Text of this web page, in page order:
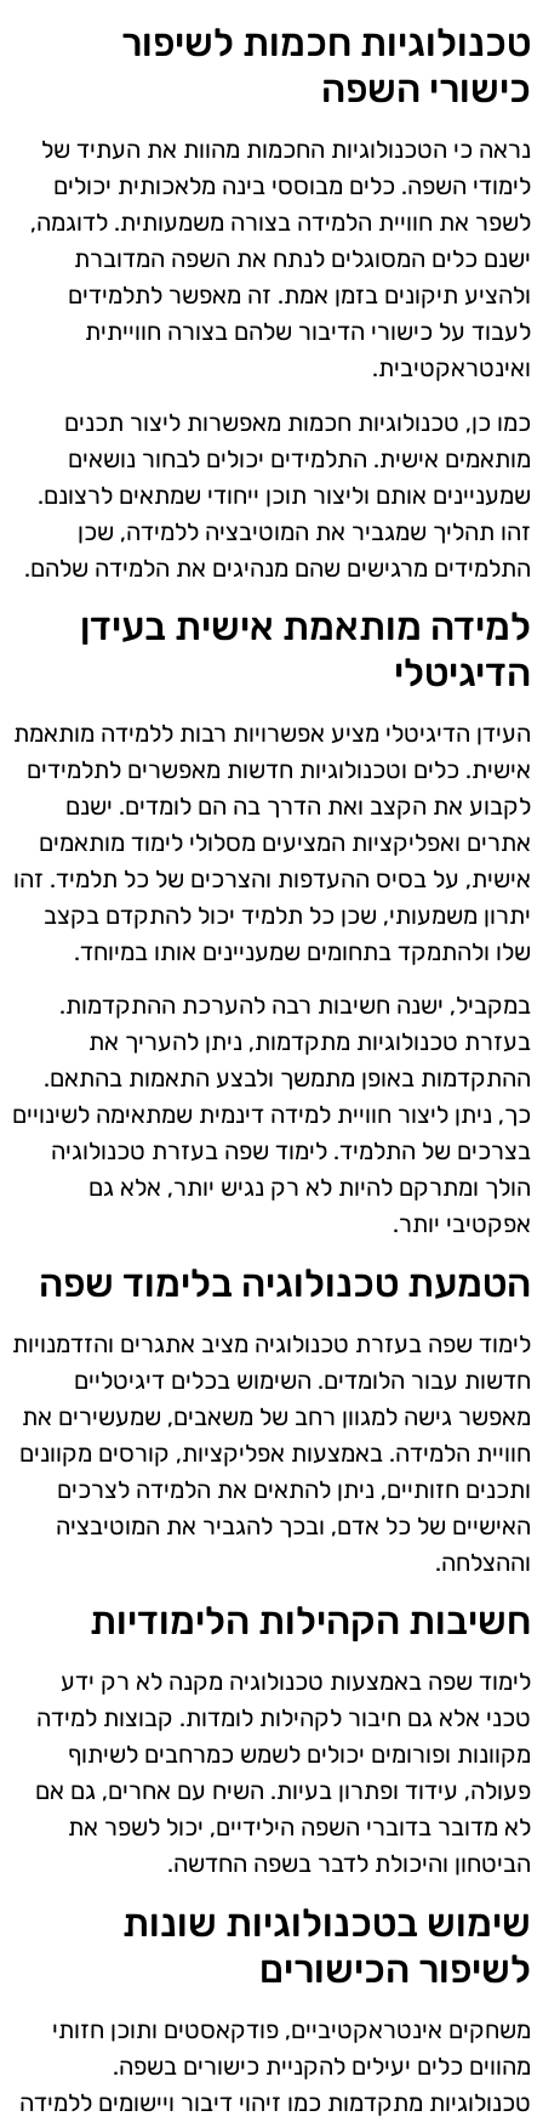
טכנולוגיות חכמות לשיפור
כישורי השפה
נראה כי הטכנולוגיות החכמות מהוות את העתיד של
לימודי השפה. כלים מבוססי בינה מלאכותית יכולים
לשפר את חוויית הלמידה בצורה משמעותית. לדוגמה,
ישנם כלים המסוגלים לנתח את השפה המדוברת
ולהציע תיקונים בזמן אמת. זה מאפשר לתלמידים
לעבוד על כישורי הדיבור שלהם בצורה חווייתית
ואינטראקטיבית.
כמו כן, טכנולוגיות חכמות מאפשרות ליצור תכנים
מותאמים אישית. התלמידים יכולים לבחור נושאים
שמעניינים אותם וליצור תוכן ייחודי שמתאים לרצונם.
זהו תהליך שמגביר את המוטיבציה ללמידה, שכן
התלמידים מרגישים שהם מנהיגים את הלמידה שלהם.
למידה מותאמת אישית בעידן
הדיגיטלי
העידן הדיגיטלי מציע אפשרויות רבות ללמידה מותאמת
אישית. כלים וטכנולוגיות חדשות מאפשרים לתלמידים
לקבוע את הקצב ואת הדרך בה הם לומדים. ישנם
אתרים ואפליקציות המציעים מסלולי לימוד מותאמים
אישית, על בסיס ההעדפות והצרכים של כל תלמיד. זהו
יתרון משמעותי, שכן כל תלמיד יכול להתקדם בקצב
שלו ולהתמקד בתחומים שמעניינים אותו במיוחד.
במקביל, ישנה חשיבות רבה להערכת ההתקדמות.
בעזרת טכנולוגיות מתקדמות, ניתן להעריך את
ההתקדמות באופן מתמשך ולבצע התאמות בהתאם.
כך, ניתן ליצור חוויית למידה דינמית שמתאימה לשינויים
בצרכים של התלמיד. לימוד שפה בעזרת טכנולוגיה
הולך ומתרקם להיות לא רק נגיש יותר, אלא גם
אפקטיבי יותר.
הטמעת טכנולוגיה בלימוד שפה
לימוד שפה בעזרת טכנולוגיה מציב אתגרים והזדמנויות
חדשות עבור הלומדים. השימוש בכלים דיגיטליים
מאפשר גישה למגוון רחב של משאבים, שמעשירים את
חוויית הלמידה. באמצעות אפליקציות, קורסים מקוונים
ותכנים חזותיים, ניתן להתאים את הלמידה לצרכים
האישיים של כל אדם, ובכך להגביר את המוטיבציה
וההצלחה.
חשיבות הקהילות הלימודיות
לימוד שפה באמצעות טכנולוגיה מקנה לא רק ידע
טכני אלא גם חיבור לקהילות לומדות. קבוצות למידה
מקוונות ופורומים יכולים לשמש כמרחבים לשיתוף
פעולה, עידוד ופתרון בעיות. השיח עם אחרים, גם אם
לא מדובר בדוברי השפה הילידיים, יכול לשפר את
הביטחון והיכולת לדבר בשפה החדשה.
שימוש בטכנולוגיות שונות
לשיפור הכישורים
משחקים אינטראקטיביים, פודקאסטים ותוכן חזותי
מהווים כלים יעילים להקניית כישורים בשפה.
טכנולוגיות מתקדמות כמו זיהוי דיבור ויישומים ללמידה